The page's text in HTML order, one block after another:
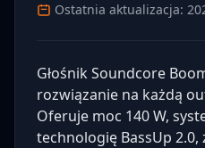
Ostatnia aktualizacja:
Głośnik Soundcore
rozwiązanie na każdą
Oferuje moc 140 W,
technologię BassUp 2.0,